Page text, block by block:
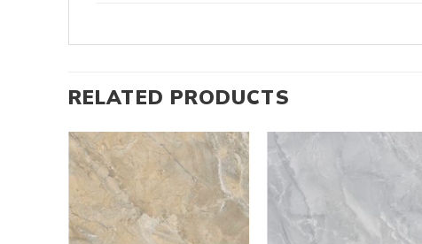
RELATED PRODUCTS